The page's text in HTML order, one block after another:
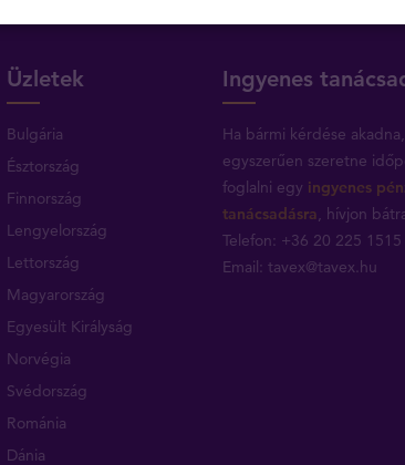
Üzletek
Bulgária
Észtország
Finnország
Lengyelország
Lettország
Magyarország
Egyesült Királyság
Norvégia
Svédország
Románia
Dánia
Ingyenes
Ha bármi kérdése
egyszerűen szeretne
foglalni egy ingyenes
tanácsadásra , hívjon
Telefon: +36 20 225 1515
Email: tavex@tavex.hu